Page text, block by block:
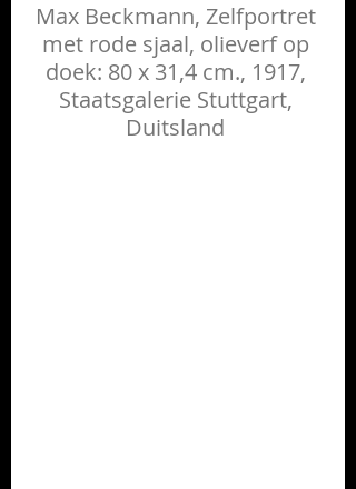
Max Beckmann, Zelfportret
met rode sjaal, olieverf op
doek: 80 x 31,4 cm., 1917,
Staatsgalerie Stuttgart,
Duitsland